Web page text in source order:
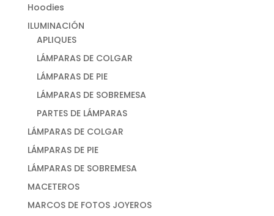
Hoodies
ILUMINACIÓN
APLIQUES
LÁMPARAS DE COLGAR
LÁMPARAS DE PIE
LÁMPARAS DE SOBREMESA
PARTES DE LÁMPARAS
LÁMPARAS DE COLGAR
LÁMPARAS DE PIE
LÁMPARAS DE SOBREMESA
MACETEROS
MARCOS DE FOTOS JOYEROS